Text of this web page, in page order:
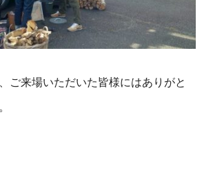
ご来場いただいた皆様にはありがと